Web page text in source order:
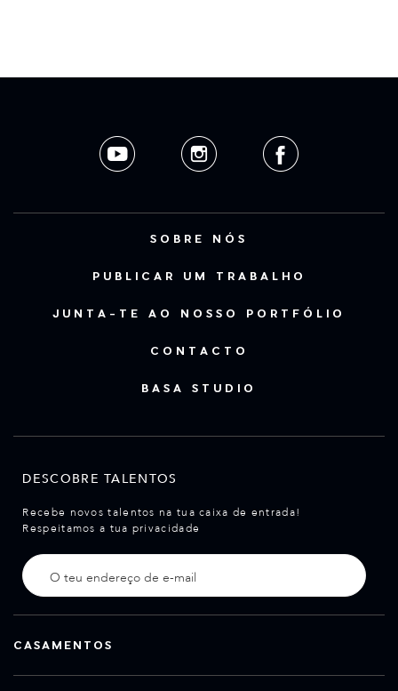
SOBRE NÓS
PUBLICAR UM TRABALHO
JUNTA-TE AO NOSSO PORTFÓLIO
CONTACTO
BASA STUDIO
DESCOBRE TALENTOS
Recebe novos talentos na tua caixa de entrada!
Respeitamos a tua privacidade
CASAMENTOS